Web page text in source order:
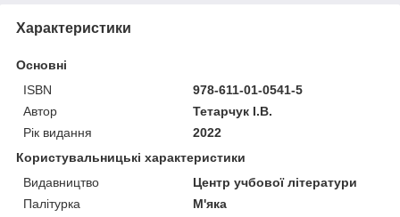
Характеристики
Основні
ISBN
978-611-01-0541-5
Автор
Тетарчук І.В.
Рік видання
2022
Користувальницькі характеристики
Видавництво
Центр учбової літератури
Палітурка
М'яка